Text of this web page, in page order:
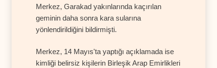
Merkez, Garakad yakınlarında kaçırılan
geminin daha sonra kara sularına
yönlendirildiğini bildirmişti.
Merkez, 14 Mayıs'ta yaptığı açıklamada ise
kimliği belirsiz kişilerin Birleşik Arap Emirlikleri